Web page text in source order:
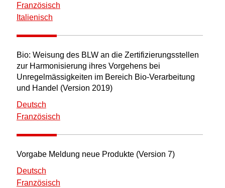
Französisch
Italienisch
Bio: Weisung des BLW an die Zertifizierungsstellen
zur Harmonisierung ihres Vorgehens bei
Unregelmässigkeiten im Bereich Bio-Verarbeitung
und Handel (Version 2019)
Deutsch
Französisch
Vorgabe Meldung neue Produkte (Version 7)
Deutsch
Französisch